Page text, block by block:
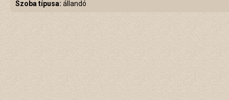
Szoba típusa: állandó